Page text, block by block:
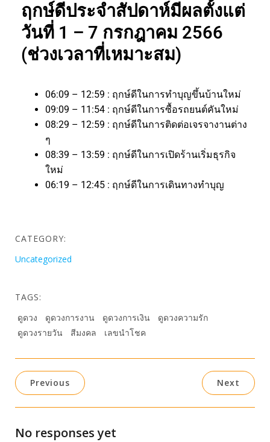
ฤกษ์ดีประจำสัปดาห์มีผลตั้งแต่
วันที่ 1 – 7 กรกฎาคม 2566
(ช่วงเวลาที่เหมาะสม)
06:09 – 12:59 : ฤกษ์ดีในการทำบุญขึ้นบ้านใหม่
09:09 – 11:54 : ฤกษ์ดีในการซื้อรถยนต์คันใหม่
08:29 – 12:59 : ฤกษ์ดีในการติดต่อเจรจางานต่าง
ๆ
08:39 – 13:59 : ฤกษ์ดีในการเปิดร้านเริ่มธุรกิจ
ใหม่
06:19 – 12:45 : ฤกษ์ดีในการเดินทางทำบุญ
CATEGORY:
Uncategorized
TAGS:
ดูดวง
ดูดวงการงาน ดูดวงการเงิน
ดูดวงความรัก
ดูดวงรายวัน
สีมงคล เลขนำโชค
Previous Next
No responses yet